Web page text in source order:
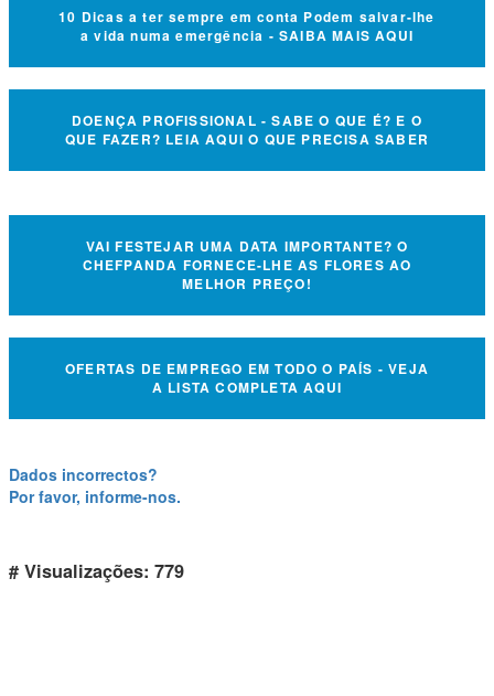
10 Dicas a ter sempre em conta Podem salvar-lhe
a vida numa emergência - SAIBA MAIS AQUI
DOENÇA PROFISSIONAL - SABE O QUE É? E O
QUE FAZER? LEIA AQUI O QUE PRECISA SABER
VAI FESTEJAR UMA DATA IMPORTANTE? O
CHEFPANDA FORNECE-LHE AS FLORES AO
MELHOR PREÇO!
OFERTAS DE EMPREGO EM TODO O PAÍS - VEJA
A LISTA COMPLETA AQUI
Dados incorrectos?
Por favor, informe-nos.
# Visualizações: 779